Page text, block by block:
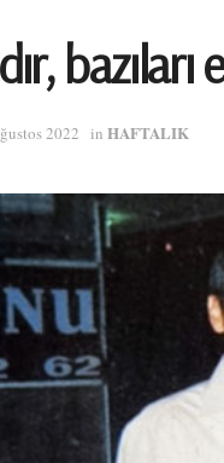
bazıları
2022 in HAFTALIK